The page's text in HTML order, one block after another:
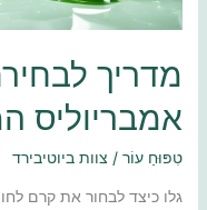
מדריך
אמבריוליס
טִפּוּחַ עוֹר/ צוות ביוטיבירד
גלו כיצד לבחור את קרם